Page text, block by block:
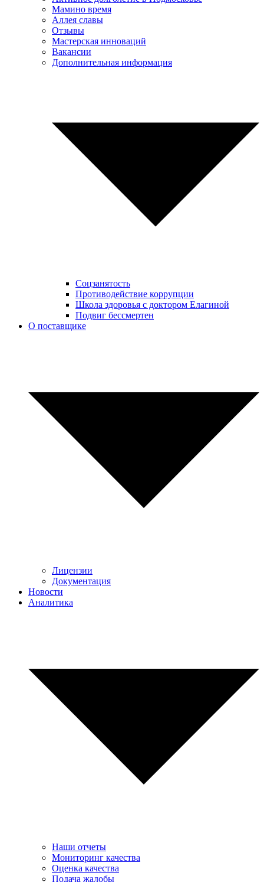
Мамино время
Аллея славы
Отзывы
Мастерская инноваций
Вакансии
Дополнительная информация
Соцзанятость
Противодействие коррупции
Школа здоровья с доктором Елагиной
Подвиг бессмертен
О поставщике
Лицензии
Документация
Новости
Аналитика
Наши отчеты
Мониторинг качества
Оценка качества
Подача жалобы